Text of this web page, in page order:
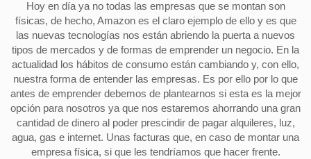
Hoy en día ya no todas las empresas que se montan son
físicas, de hecho, Amazon es el claro ejemplo de ello y es que
las nuevas tecnologías nos están abriendo la puerta a nuevos
tipos de mercados y de formas de emprender un negocio. En la
actualidad los hábitos de consumo están cambiando y, con ello,
nuestra forma de entender las empresas. Es por ello por lo que
antes de emprender debemos de plantearnos si esta es la mejor
opción para nosotros ya que nos estaremos ahorrando una gran
cantidad de dinero al poder prescindir de pagar alquileres, luz,
agua, gas e internet. Unas facturas que, en caso de montar una
empresa física, si que les tendríamos que hacer frente.